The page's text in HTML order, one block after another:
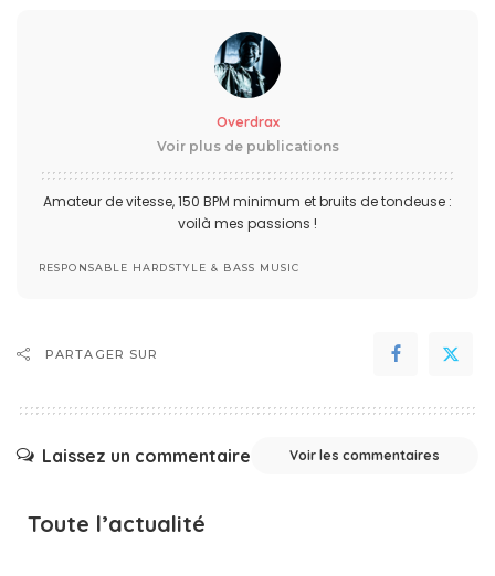
Overdrax
Voir plus de publications
Amateur de vitesse, 150 BPM minimum et bruits de tondeuse :
voilà mes passions !
RESPONSABLE HARDSTYLE & BASS MUSIC
PARTAGER SUR
Laissez un commentaire Voir les commentaires
Toute l’actualité